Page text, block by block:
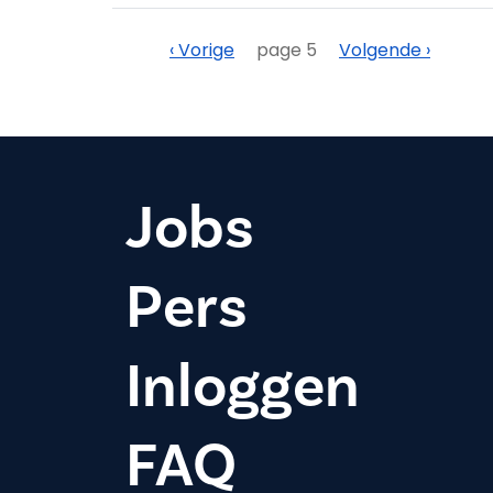
Paginering
Vorige
‹ Vorige page 5 Volgende
Volgende ›
Jobs
Pers
Inloggen
FAQ